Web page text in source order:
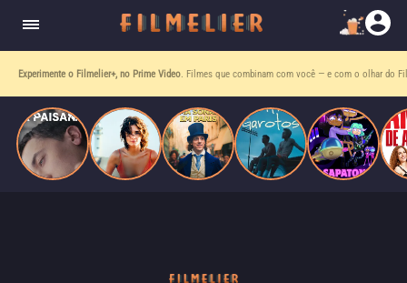
Entre tantas opções,receba o que mais vale seu tempo!
Toda sexta, no seu e-mail.
quando se apaixona por um de seus alvos.